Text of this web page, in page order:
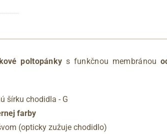
poltopánky s funkčnou membránou
šírku chodidla - G
farby
(opticky zužuje chodidlo)